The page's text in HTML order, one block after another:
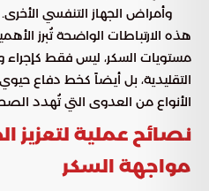
وأمراض الجهاز التنفسي الأخرى.
هذه الارتباطات الواضحة تُبرز
مستويات السكر، ليس فقط
التقليدية، بل أيضاً كخط دفاع
الأنواع من العدوى التي تُهدد
نصائح عملية لتعزيز
مواجهة السكر